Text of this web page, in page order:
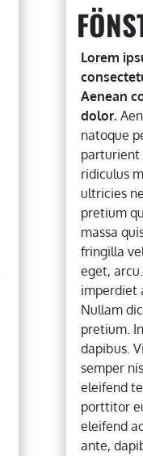
Lorem
Aenean
dolor.
natoque
parturient
ridiculus
ultricies
pretium
massa
fringilla
eget,
imperdiet
Nullam
pretium.
dapibus.
semper
eleifend
porttitor
eleifend
ante,